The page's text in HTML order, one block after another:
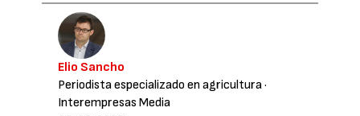
Elio Sancho
Periodista especializado en agricultura·
Interempresas Media